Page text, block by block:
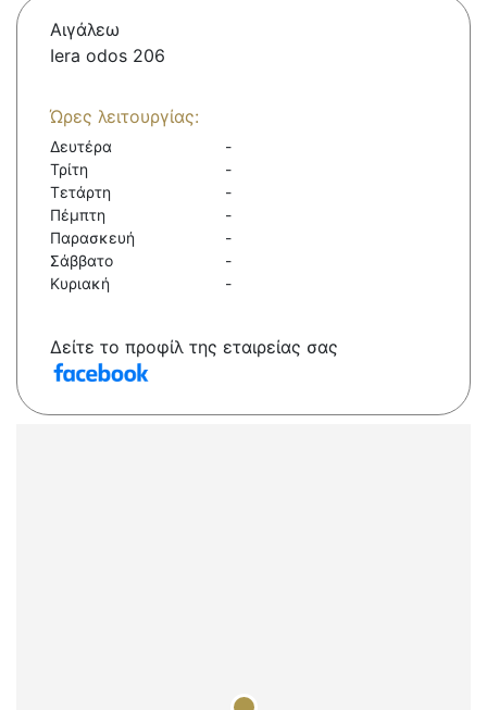
Αιγάλεω
Iera odos 206
Ώρες λειτουργίας:
Δευτέρα
-
Τρίτη
-
Τετάρτη
-
Πέμπτη
-
Παρασκευή
-
Σάββατο
-
Κυριακή
-
Δείτε το προφίλ της εταιρείας σας